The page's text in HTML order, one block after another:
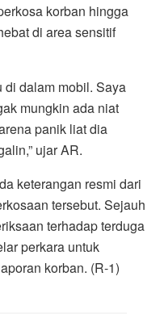
korban hingga
di area sensitif
di dalam mobil. Saya
mungkin ada niat
panik liat dia
ujar AR.
keterangan resmi dari
tersebut. Sejauh
terhadap terduga
perkara untuk
korban. (R-1)